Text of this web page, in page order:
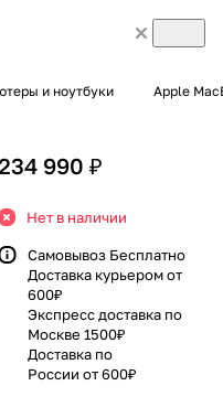
и ноутбуки Apple
990 ₽
Нет в наличии
Самовывоз Бесплатно
Доставка курьером от
600₽
Экспресс доставка по
Москве 1500₽
Доставка по
России от 600₽